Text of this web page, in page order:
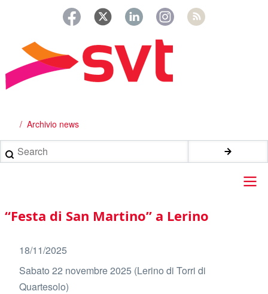
principale
Briciole
di
pane
Archivio news
Search
Main
navigation
“Festa di San Martino” a Lerino
18/11/2025
Sabato 22 novembre 2025 (Lerino di Torri di
Quartesolo)